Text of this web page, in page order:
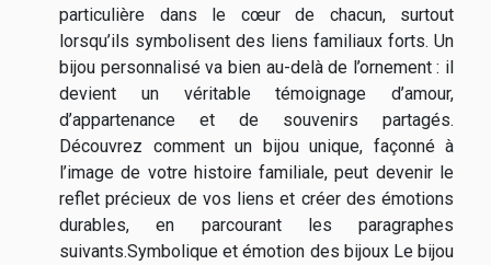
particulière dans le cœur de chacun, surtout
lorsqu’ils symbolisent des liens familiaux forts. Un
bijou personnalisé va bien au-delà de l’ornement : il
devient un véritable témoignage d’amour,
d’appartenance et de souvenirs partagés.
Découvrez comment un bijou unique, façonné à
l’image de votre histoire familiale, peut devenir le
reflet précieux de vos liens et créer des émotions
durables, en parcourant les paragraphes
suivants.Symbolique et émotion des bijoux Le bijou